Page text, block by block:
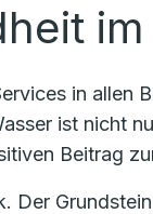
in allen
ist nicht
Beitrag